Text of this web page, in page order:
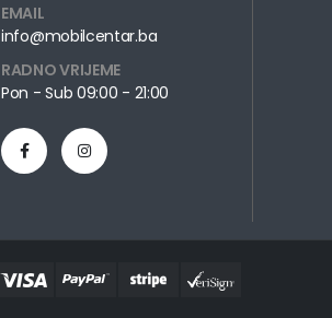
EMAIL
info@mobilcentar.ba
RADNO VRIJEME
Pon - Sub 09:00 - 21:00